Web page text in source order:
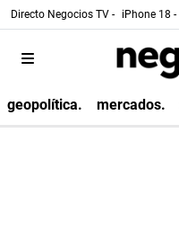
Directo Negocios TV - iPhone 18 -
geopolítica. mercados.